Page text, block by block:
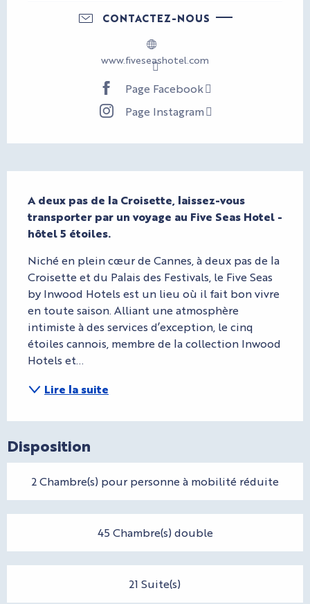
CONTACTEZ-NOUS
www.fiveseashotel.com
Page Facebook
Page Instagram
Description
A deux pas de la Croisette, laissez-vous
transporter par un voyage au Five Seas Hotel -
hôtel 5 étoiles.
Niché en plein cœur de Cannes, à deux pas de la
Croisette et du Palais des Festivals, le Five Seas
by Inwood Hotels est un lieu où il fait bon vivre
en toute saison. Alliant une atmosphère
intimiste à des services d’exception, le cinq
étoiles cannois, membre de la collection Inwood
Hotels et...
Lire la suite
Disposition
2 Chambre(s) pour personne à mobilité réduite
45 Chambre(s) double
21 Suite(s)